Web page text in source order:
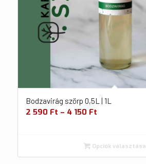
Bodzavirág szörp 0,5L | 1L
2 590 Ft – 4 150 Ft
Opciók választása